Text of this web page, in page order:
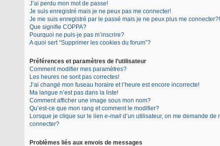
J’ai perdu mon mot de passe!
Je suis enregistré mais je ne peux pas me connecter!
Je me suis enregistré par le passé mais je ne peux plus me connecter?!
Que signifie COPPA?
Pourquoi ne puis-je pas m’inscrire?
A quoi sert “Supprimer les cookies du forum”?
Préférences et paramètres de l’utilisateur
Comment modifier mes paramètres?
Les heures ne sont pas correctes!
J’ai changé mon fuseau horaire et l’heure est encore incorrecte!
Ma langue n’est pas dans la liste!
Comment afficher une image sous mon nom?
Qu’est-ce que mon rang et comment le modifier?
Lorsque je clique sur le lien e-mail d’un utilisateur, on me demande de
connecter?
Problèmes liés aux envois de messages